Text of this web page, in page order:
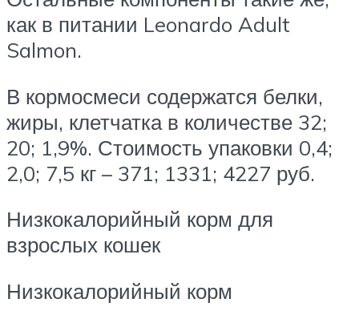
как в питании Leonardo Adult
Salmon.
В кормосмеси содержатся белки,
жиры, клетчатка в количестве 32;
20; 1,9%. Стоимость упаковки 0,4;
2,0; 7,5 кг – 371; 1331; 4227 руб.
Низкокалорийный корм для
взрослых кошек
Низкокалорийный корм